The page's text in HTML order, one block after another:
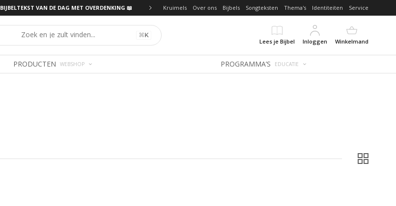
BIJBELTEKST VAN DE DAG MET OVERDENKING 📖 Kruimels Over ons Bijbels Songteksten Thema's Identiteiten Service
⌘K
Lees je Bijbel
Inloggen Winkelmand
PRODUCTEN WEBSHOP PROGRAMMA’S EDUCATIE